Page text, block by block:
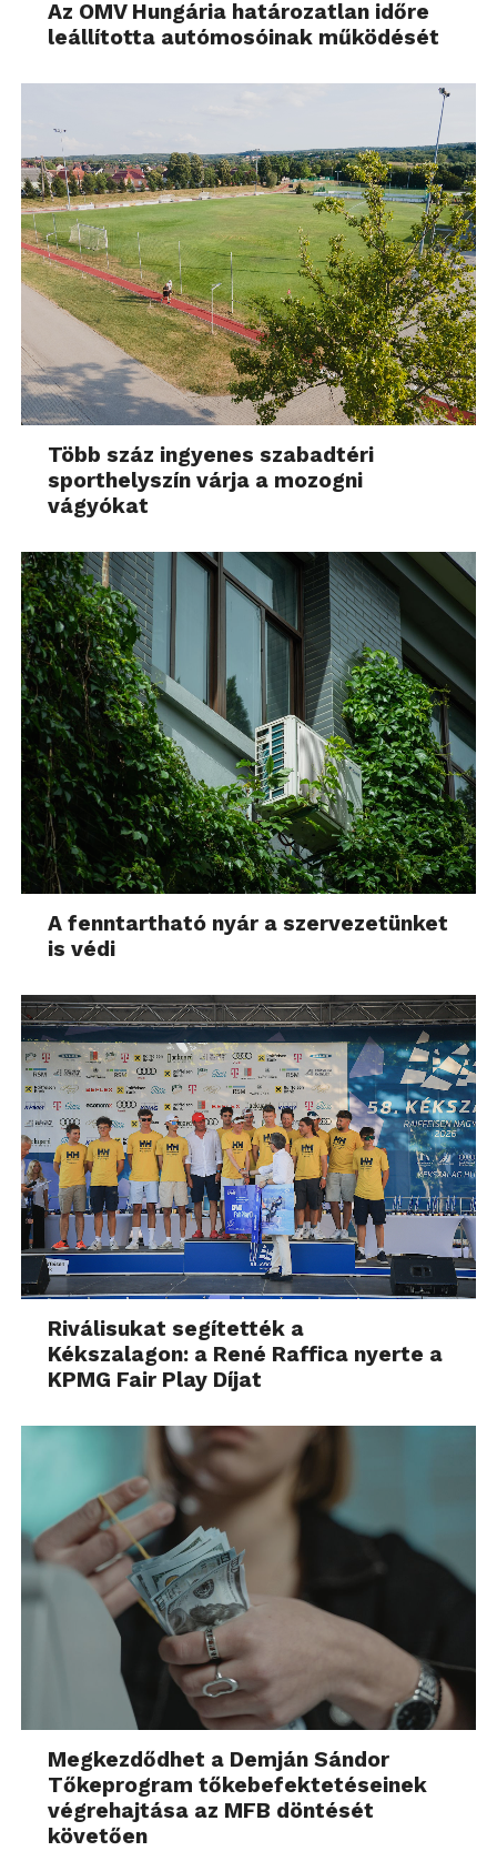
Az OMV Hungária határozatlan időre
leállította autómosóinak működését
Több száz ingyenes szabadtéri
sporthelyszín várja a mozogni
vágyókat
A fenntartható nyár a szervezetünket
is védi
Riválisukat segítették a
Kékszalagon: a René Raffica nyerte a
KPMG Fair Play Díjat
Megkezdődhet a Demján Sándor
Tőkeprogram tőkebefektetéseinek
végrehajtása az MFB döntését
követően